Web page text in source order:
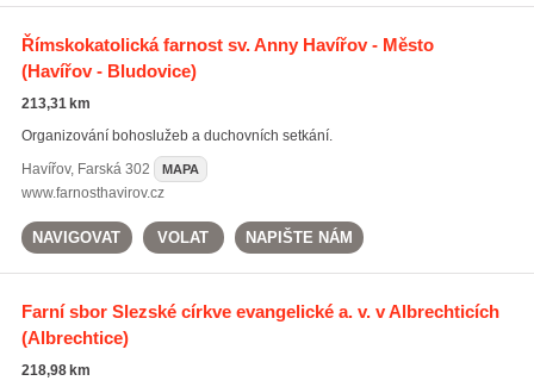
Římskokatolická farnost sv. Anny Havířov - Město
(Havířov - Bludovice)
213,31 km
Organizování bohoslužeb a duchovních setkání.
Havířov, Farská 302 MAPA
www.farnosthavirov.cz
NAVIGOVAT VOLAT NAPIŠTE NÁM
Farní sbor Slezské církve evangelické a. v. v Albrechticích
(Albrechtice)
218,98 km